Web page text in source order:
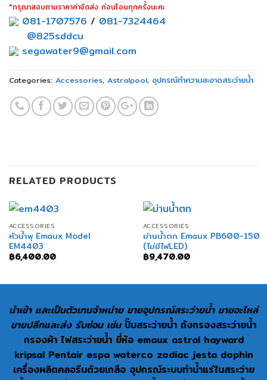
*กรุณาสอบถามราคาค่าจัดส่ง ก่อนโอนทุกครั้งนะคะ
081-1707576 / 081-7324464
@825sddcu
segawater9@gmail.com
Categories: Accessories, Astralpool, อุปกรณ์ทำความสะอาดสระว่ายน้ำ
RELATED PRODUCTS
ACCESSORIES
หัวน้ำพุ Emaux Model
EM4403
฿6,400.00
ACCESSORIES
ม่านน้ำตก Emaux PB600-150
(ไม่มีไฟLED)
฿9,470.00
นำเข้า และเป็นตัวเทนจำหน่าย ขายอุปกรณ์สระว่ายน้ำ ขายอะไหล่
ขายปลีกและส่ง รับซ่อม เช่น ปั๊มสระว่ายน้ำ ถังกรองสระว่ายน้ำ
กรองผ้า ไฟสระว่ายน้ำ ยี่ห้อ emaux astral hayward
kripsal Pentair espa waterco zodiac jesta dophin
เครื่องผลิตคลอรีนด้วยเกลือ อุปกรณ์ระบบทำน้ำแร่ในสระว่าย